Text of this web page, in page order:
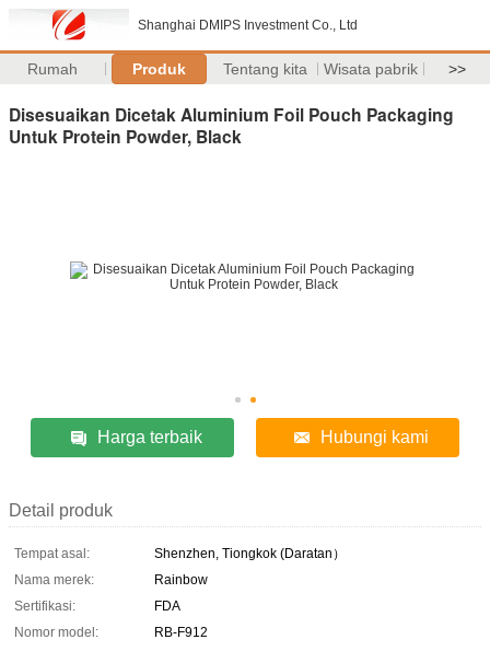
Shanghai DMIPS Investment Co., Ltd
Rumah Produk Tentang kita Wisata pabrik >>
Disesuaikan Dicetak Aluminium Foil Pouch Packaging
Untuk Protein Powder, Black
Harga terbaik Hubungi kami
Detail produk
Tempat asal:
Shenzhen, Tiongkok (Daratan）
Nama merek:
Rainbow
Sertifikasi:
FDA
Nomor model:
RB-F912